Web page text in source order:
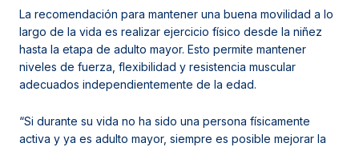
La recomendación para mantener una buena movilidad a lo
largo de la vida es realizar ejercicio físico desde la niñez
hasta la etapa de adulto mayor. Esto permite mantener
niveles de fuerza, flexibilidad y resistencia muscular
adecuados independientemente de la edad.
“Si durante su vida no ha sido una persona físicamente
activa y ya es adulto mayor, siempre es posible mejorar la